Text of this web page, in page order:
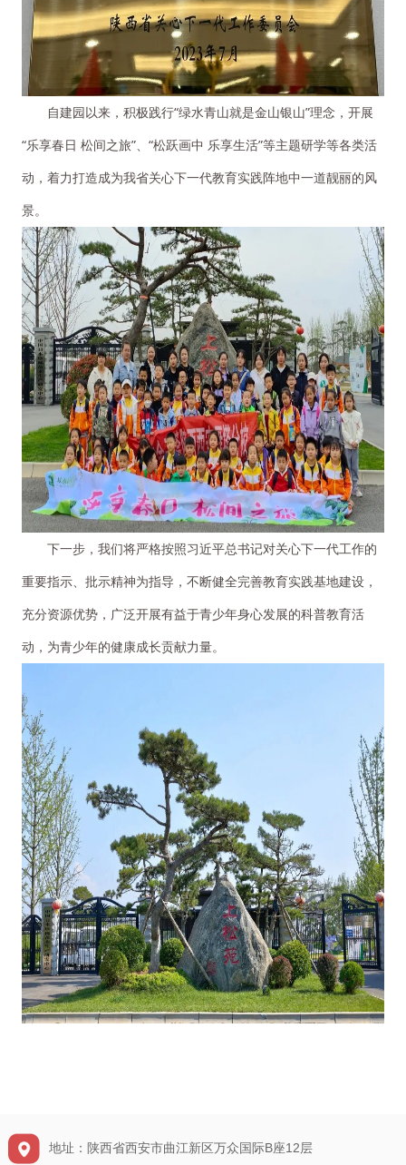
自建园以来，积极践行“绿水青山就是金山银山”理念，开展
“乐享春日 松间之旅”、“松跃画中 乐享生活”等主题研学等各类活
动，着力打造成为我省关心下一代教育实践阵地中一道靓丽的风
景。
下一步，我们将严格按照习近平总书记对关心下一代工作的
重要指示、批示精神为指导，不断健全完善教育实践基地建设，
充分资源优势，广泛开展有益于青少年身心发展的科普教育活
动，为青少年的健康成长贡献力量。
地址：陕西省西安市曲江新区万众国际B座12层